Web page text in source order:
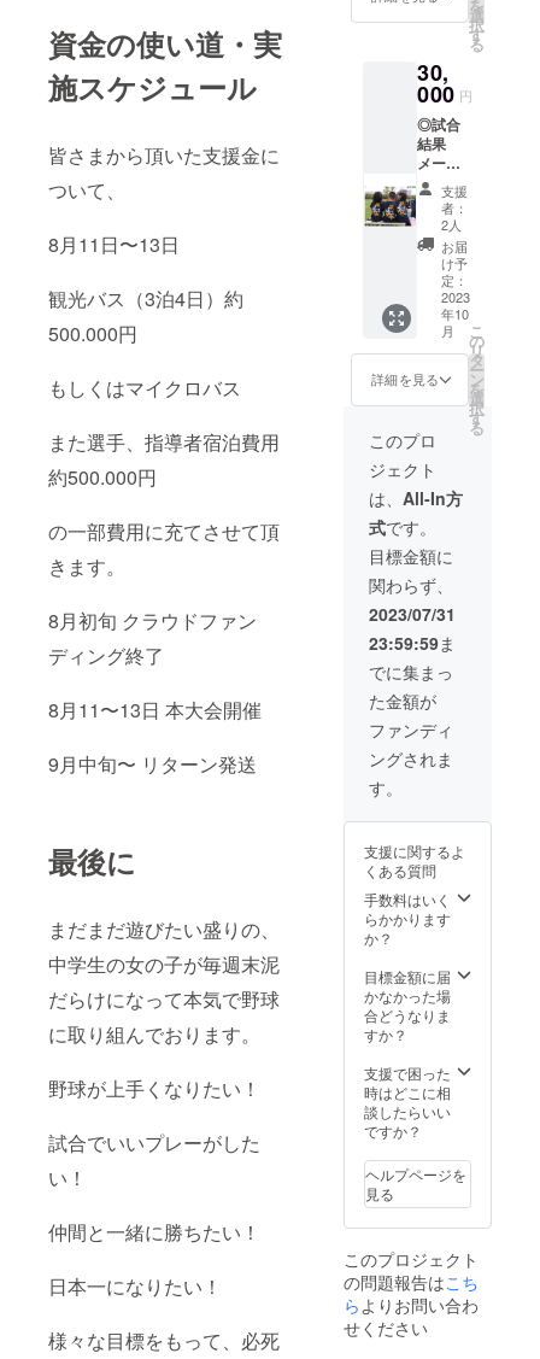
資金の使い道・実
施スケジュール
皆さまから頂いた支援金に
ついて、
8月11日〜13日
観光バス（3泊4日）約
500.000円
もしくはマイクロバス
また選手、指導者宿泊費用
約500.000円
の一部費用に充てさせて頂
きます。
8月初旬 クラウドファン
ディング終了
8月11〜13日 本大会開催
9月中旬〜 リターン発送
最後に
まだまだ遊びたい盛りの、
中学生の女の子が毎週末泥
だらけになって本気で野球
に取り組んでおります。
野球が上手くなりたい！
試合でいいプレーがした
い！
仲間と一緒に勝ちたい！
日本一になりたい！
様々な目標をもって、必死
分） 提
供方
聴用の
URLを
メール
で送信
◎SNS
にてお
名前記
載の
上、御
礼の投
※Instag
ramに
てアカ
ウント
名
『shini
nus』で
投稿さ
せて頂
きま
す。 ※
支援
時、必
ず備考
欄に掲
載を希
望され
るお名
前をご
記入く
ださ
い。 ◎
チーム
Ｔシャ
ツ送付
み ※サ
イズ、
S.M.L.L
Lからお
選び下
さい。
を
選
択
す
る
30,
000 円
◎試合
結果
メール
（勝ち
上がる
ごとに
全試
合） ◎
大会終
了後、
選手か
ら個別
の御礼
動画
（2〜3
分） 提
供方
法：視
聴用の
URLを
メール
で送信
◎SNS
にてお
名前記
載の
上、御
礼の投
稿
※Instag
ramに
てアカ
ウント
名
nus』で
せて頂
きま
す。 ※
支援
時、必
欄に掲
載を希
望され
るお名
記入く
ださ
い。 ◎
チーム
ツ送付
※カラー
は1色の
み ※サ
S.M.L.L
Lからお
選び下
さい。
支援
者：
2人
お届
け予
定：
2023
年10
月
詳細を見る
こ
の
リ
タ
ー
ン
を
選
択
す
る
このプロ
ジェクト
は、 All-In方
式です。
目標金額に
関わらず、
2023/07/31
23:59:59ま
でに集まっ
た金額が
ファンディ
ングされま
す。
支援に関するよ
くある質問
手数料はいく
らかかります
か？
目標金額に届
かなかった場
合どうなりま
すか？
支援で困った
時はどこに相
談したらいい
ですか？
ヘルプページを
見る
このプロジェクト
の問題報告はこち
ら よりお問い合わ
せください